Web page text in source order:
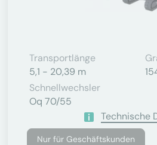
Transportlänge
5,1 - 20,39 m
Schnellwechsler
Oq 70/55
Technische
Nur für Geschäftskunden